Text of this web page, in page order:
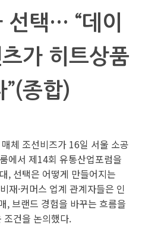
선택… “데이
츠가 히트상품
”(종합)
체 조선비즈가 16일 서울 소공
에서 제14회 유통산업포럼을
, 선택은 어떻게 만들어지는
재·커머스 업계 관계자들은 인
, 브랜드 경험을 바꾸는 흐름을
조건을 논의했다.